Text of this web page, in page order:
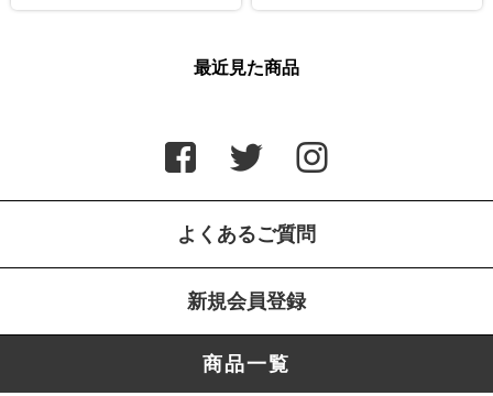
最近見た商品
よくあるご質問
新規会員登録
商品一覧